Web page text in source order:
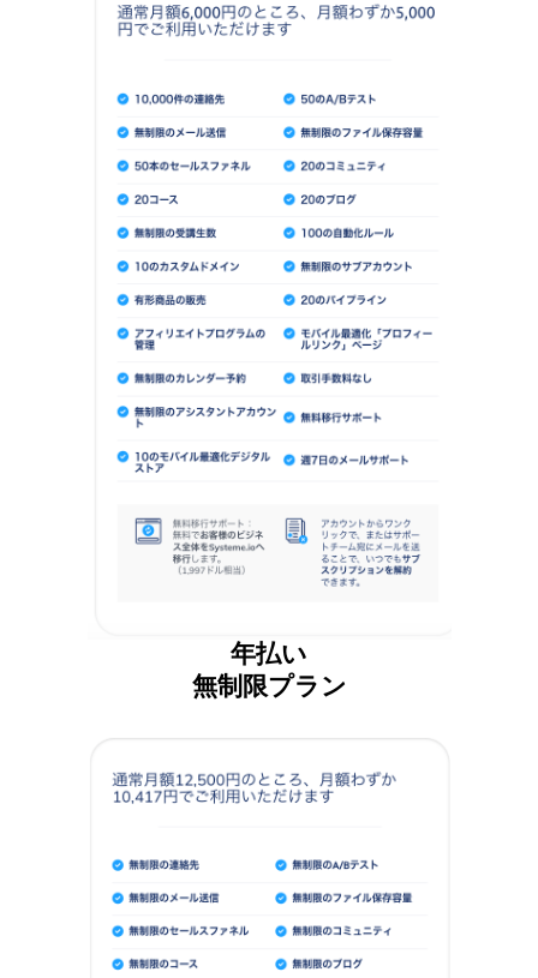
年払い
無制限プラン